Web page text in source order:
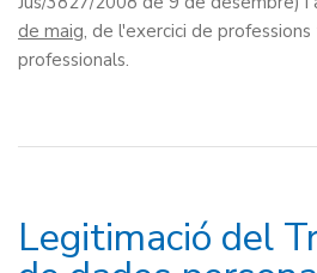
de maig, de l'exercici de
professionals.
Legitimació del